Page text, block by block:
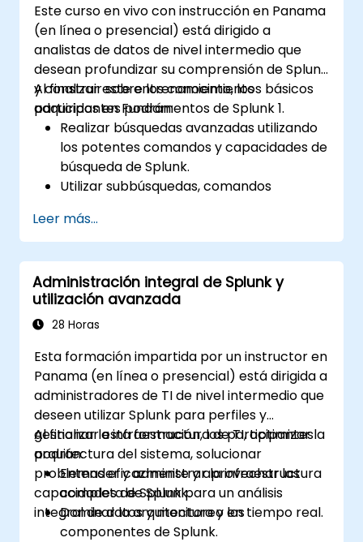
Este curso en vivo con instrucción en Panama
(en línea o presencial) está dirigido a
analistas de datos de nivel intermedio que
desean profundizar su comprensión de Splunk
y construir sobre los conocimientos básicos
adquiridos en Fundamentos de Splunk 1.
Al finalizar este entrenamiento, los
participantes podrán:
Realizar búsquedas avanzadas utilizando
los potentes comandos y capacidades de
búsqueda de Splunk.
Utilizar subbúsquedas, comandos
para analizar datos.
Crear informes y paneles sofisticados con
opciones de visualización avanzadas.
Implementar alertas e informes
programados para fines de supervisión y
notificación.
Leer más...
Administración integral de Splunk y
utilización avanzada
28 Horas
Esta formación impartida por un instructor en
Panama (en línea o presencial) está dirigida a
administradores de TI de nivel intermedio que
deseen utilizar Splunk para perfiles y
gestionar la infraestructura de TI, optimizar la
arquitectura del sistema, solucionar
problemas eficazmente y aprovechar las
capacidades de Splunk para un análisis
integral de datos y monitoreo en tiempo real.
Al finalizar esta formación, los participantes
podrán:
Entender y administrar la infraestructura
completa de Splunk.
Dominar la arquitectura y los
componentes de Splunk.